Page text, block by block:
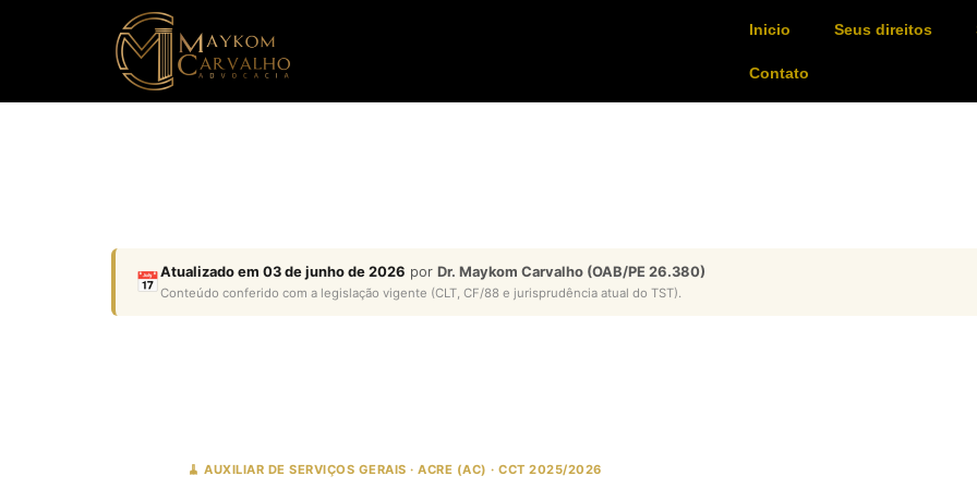
Inicio Seus direitos
Contato
📅Atualizado em 03 de junho de 2026 por Dr. Maykom Carvalho (OAB/PE 26.380)
Conteúdo conferido com a legislação vigente (CLT, CF/88 e jurisprudência atual do TST).
🧹 AUXILIAR DE SERVIÇOS GERAIS · ACRE (AC) · CCT 2025/2026